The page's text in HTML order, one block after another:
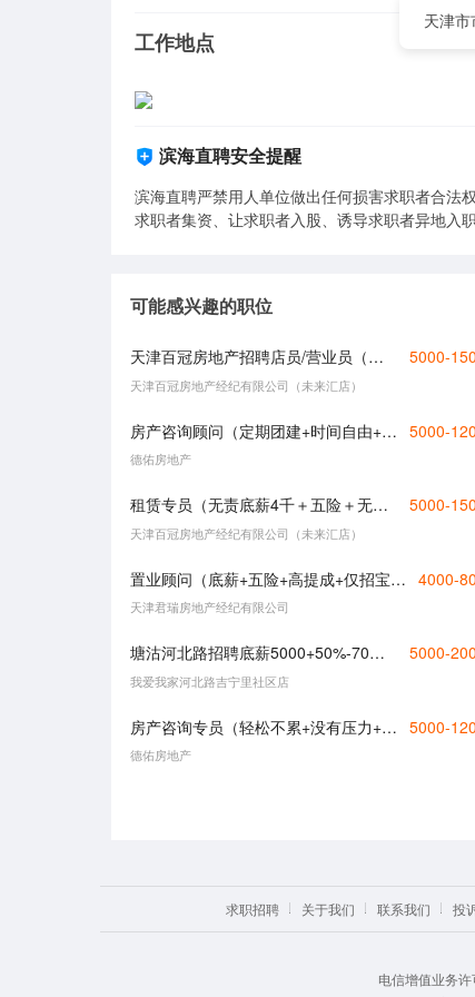
工作地点
天津
滨海直聘安全提醒
滨海直聘严禁用人单位做出任何损害求职者合法
求职者集资、让求职者入股、诱导求职者异地入
可能感兴趣的职位
天津百冠房地产招聘店员/营业员（五险+师傅一对一教+轻松不累）） 5000-
天津百冠房地产经纪有限公司（未来汇店）
房产咨询顾问（定期团建+时间自由+轻松不累） 5000-
德佑房地产
租赁专员（无责底薪4千＋五险＋无需经验） 5000-
天津百冠房地产经纪有限公司（未来汇店）
置业顾问（底薪+五险+高提成+仅招宝妈+时间灵活） 4000-
天津君瑞房地产经纪有限公司
塘沽河北路招聘底薪5000+50%-70%提成+时间自由 5000-
我爱我家河北路吉宁里社区店
房产咨询专员（轻松不累+没有压力+时间自由） 5000-
德佑房地产
求职招聘 关于我们 联系我们 投
电信增值业务